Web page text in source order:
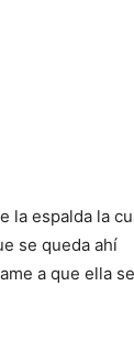
la espalda la
se queda ahí
a que ella